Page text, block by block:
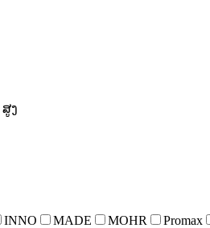
ງ
INNO MADE MOHR Promax